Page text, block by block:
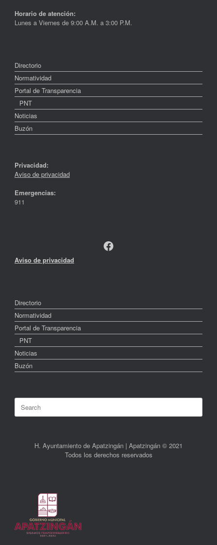
Horario de atención:
Lunes a Viernes de 9:00 A.M. a 3:00 P.M.
Directorio
Normatividad
Portal de Transparencia
PNT
Noticias
Buzón
Privacidad:
Aviso de privacidad
Emergencias:
911
Facebook
Aviso de privacidad
Directorio
Normatividad
Portal de Transparencia
PNT
Noticias
Buzón
Search
for:
H. Ayuntamiento de Apatzingán | Apatzingán © 2021
Todos los derechos reservados